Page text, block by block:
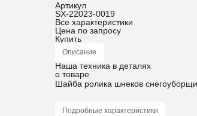
Артикул
SX-22023-0019
Все характеристики
Цена по запросу
Купить
Описание
Наша техника в деталях
о товаре
Шайба ролика шнеков
Подробные характеристики